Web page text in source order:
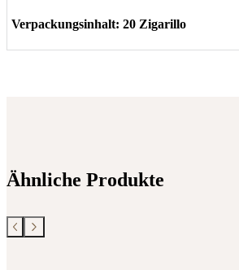
Verpackungsinhalt: 20 Zigarillo
Ähnliche Produkte